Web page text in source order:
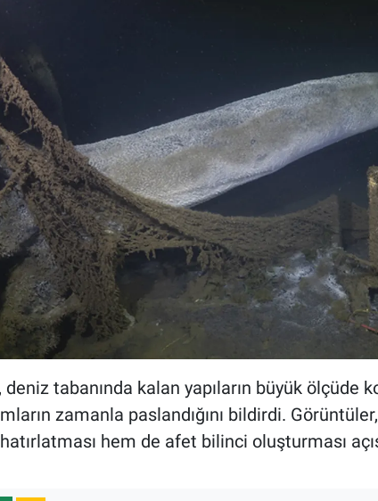
deniz tabanında kalan yapıların büyük ölçüde
zamanla paslandığını bildirdi.
hem de afet bilinci oluşturması